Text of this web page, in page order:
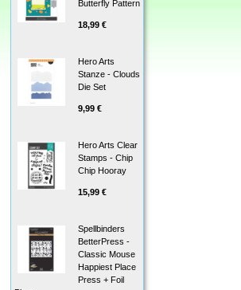
Butterfly Pattern
18,99 €
Hero Arts
Stanze - Clouds
Die Set
9,99 €
Hero Arts Clear
Stamps - Chip
Chip Hooray
15,99 €
Spellbinders
BetterPress -
Classic Mouse
Happiest Place
Press + Foil